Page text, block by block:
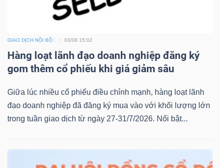
GIAO DỊCH NỘI BỘ 03/08 15:02
Hàng loạt lãnh đạo doanh nghiệp đăng ký
gom thêm cổ phiếu khi giá giảm sâu
Giữa lúc nhiều cổ phiếu điều chỉnh mạnh, hàng loạt lãnh
đạo doanh nghiệp đã đăng ký mua vào với khối lượng lớn
trong tuần giao dịch từ ngày 27-31/7/2026. Nổi bật...
cụ
đầu
tư